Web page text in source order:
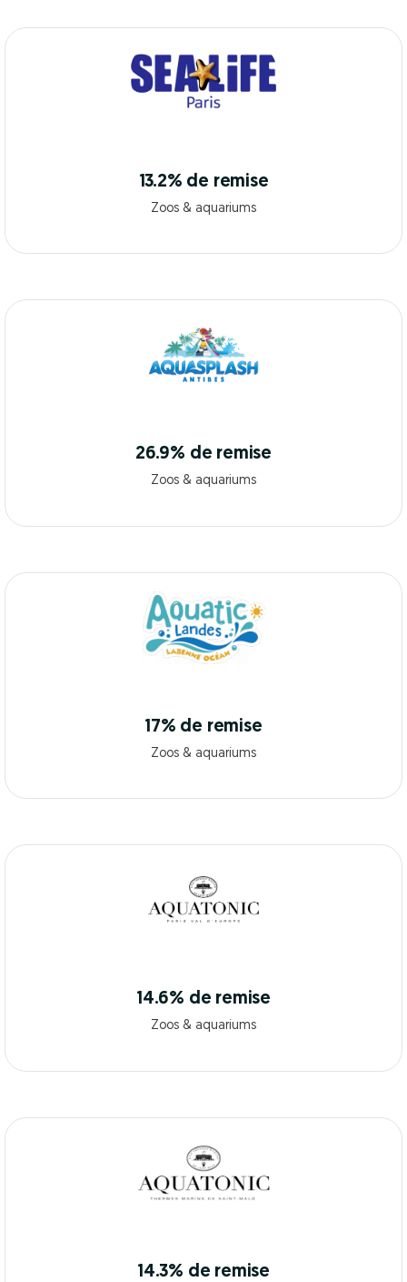
13.2% de remise
Zoos & aquariums
26.9% de remise
Zoos & aquariums
17% de remise
Zoos & aquariums
14.6% de remise
Zoos & aquariums
14.3% de remise